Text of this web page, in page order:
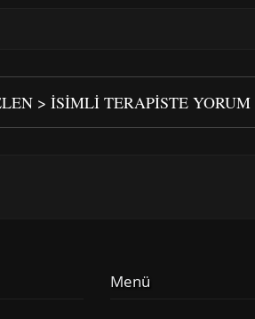
> İSIMLI TERAPISTE YORUM
Menü